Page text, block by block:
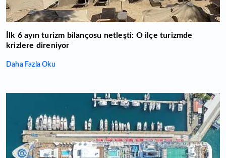
İlk 6 ayın turizm bilançosu netleşti: O ilçe turizmde
krizlere direniyor
Daha Fazla Oku